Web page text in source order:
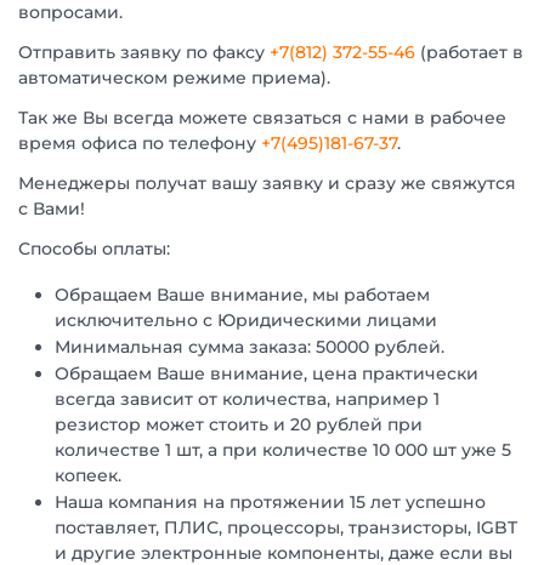
вопросами.
Отправить заявку по факсу +7(812) 372-55-46 (работает в
автоматическом режиме приема).
Так же Вы всегда можете связаться с нами в рабочее
время офиса по телефону +7(495)181-67-37.
Менеджеры получат вашу заявку и сразу же свяжутся
с Вами!
Способы оплаты:
Обращаем Ваше внимание, мы работаем
исключительно с Юридическими лицами
Минимальная сумма заказа: 50000 рублей.
Обращаем Ваше внимание, цена практически
всегда зависит от количества, например 1
резистор может стоить и 20 рублей при
количестве 1 шт, а при количестве 10 000 шт уже 5
копеек.
Наша компания на протяжении 15 лет успешно
поставляет, ПЛИС, процессоры, транзисторы, IGBT
и другие электронные компоненты, даже если вы